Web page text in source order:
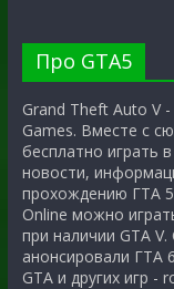
Про GTA5
Grand Theft Auto V
Games. Вместе с
бесплатно играть
новости,
прохождению ГТА
Online можно
при наличии GTA
анонсировали ГТА
GTA и других игр -